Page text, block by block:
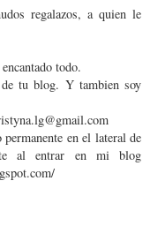
regalazos, a quien le
todo.
de tu blog. Y tambien soy
en el lateral de
al entrar en mi blog